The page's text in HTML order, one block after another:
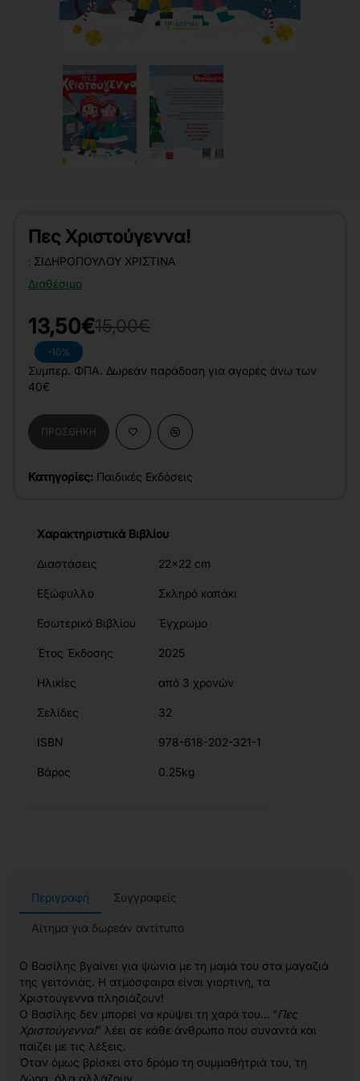
Πες Χριστούγεννα!
Διαθέσιμο
: ΣΙΔΗΡΟΠΟΎΛΟΥ ΧΡΙΣΤΊΝΑ
-10%
13,50€15,00€
Συμπερ. ΦΠΑ. Δωρεάν παράδοση για αγορές άνω των
40€
ΠΡΟΣΘΉΚΗ
Κατηγορίες: Παιδικές Εκδόσεις
Χαρακτηριστικά Βιβλίου
Διαστάσεις 22x22 cm
Εξώφυλλο Σκληρό καπάκι
Εσωτερικό Βιβλίου Έγχρωμο
Έτος Έκδοσης 2025
Ηλικίες από 3 χρονών
Σελίδες 32
ISBN 978-618-202-321-1
Βάρος 0.25kg
Περιγραφή Συγγραφείς
Αίτημα για δωρεάν αντίτυπο
Ο Βασίλης βγαίνει για ψώνια με τη μαμά του στα μαγαζιά
της γειτονιάς. Η ατμόσφαιρα είναι γιορτινή, τα
Χριστούγεννα πλησιάζουν!
Ο Βασίλης δεν μπορεί να κρύψει τη χαρά του… “Πες
Χριστούγεννα!” λέει σε κάθε άνθρωπο που συναντά και
παίζει με τις λέξεις.
Όταν όμως βρίσκει στο δρόμο τη συμμαθήτριά του, τη
Δώρα, όλα αλλάζουν…